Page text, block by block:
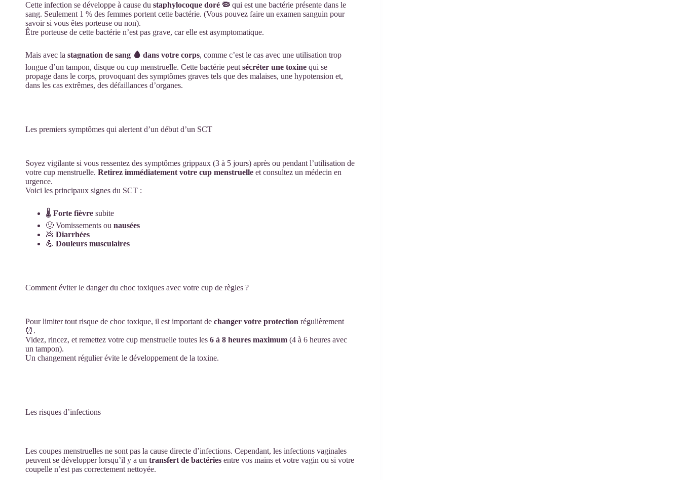
Cette infection se développe à cause du staphylocoque doré 🦠 qui est une bactérie présente dans le
sang. Seulement 1 % des femmes portent cette bactérie. (Vous pouvez faire un examen sanguin pour
savoir si vous êtes porteuse ou non).
Être porteuse de cette bactérie n’est pas grave, car elle est asymptomatique.
Mais avec la stagnation de sang 🩸 dans votre corps, comme c’est le cas avec une utilisation trop
longue d’un tampon, disque ou cup menstruelle. Cette bactérie peut sécréter une toxine qui se
propage dans le corps, provoquant des symptômes graves tels que des malaises, une hypotension et,
dans les cas extrêmes, des défaillances d’organes.
Les premiers symptômes qui alertent d’un début d’un SCT
Soyez vigilante si vous ressentez des symptômes grippaux (3 à 5 jours) après ou pendant l’utilisation de
votre cup menstruelle. Retirez immédiatement votre cup menstruelle et consultez un médecin en
urgence.
Voici les principaux signes du SCT :
🌡️ Forte fièvre subite
🤢 Vomissements ou nausées
💩 Diarrhées
💪 Douleurs musculaires
Comment éviter le danger du choc toxiques avec votre cup de règles ?
Pour limiter tout risque de choc toxique, il est important de changer votre protection régulièrement
⏰.
Videz, rincez, et remettez votre cup menstruelle toutes les 6 à 8 heures maximum (4 à 6 heures avec
un tampon).
Un changement régulier évite le développement de la toxine.
Les risques d’infections
Les coupes menstruelles ne sont pas la cause directe d’infections. Cependant, les infections vaginales
peuvent se développer lorsqu’il y a un transfert de bactéries entre vos mains et votre vagin ou si votre
coupelle n’est pas correctement nettoyée.